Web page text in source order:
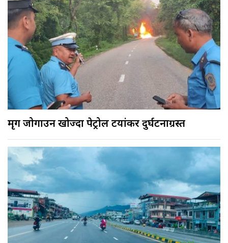
मृग जोगाउन खोज्दा पेट्रोल टयांकर दुर्घटनाग्रस्त